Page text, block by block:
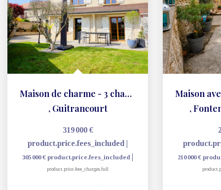
Maison de charme - 3 chambres - 136 m2
, Guitrancourt
319 000 €
product.price.fees_included
305 000 € product.price.fees_included
product.price.fees_charges.full
,
210 000 €